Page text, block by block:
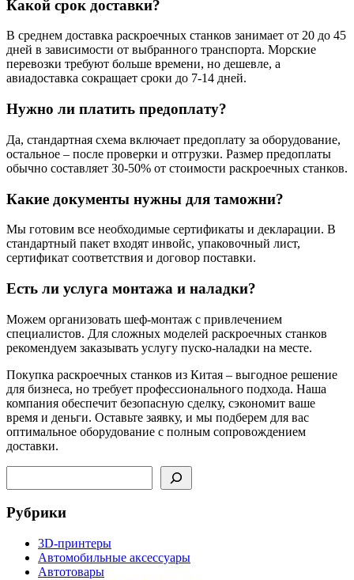
Какой срок доставки?
В среднем доставка раскроечных станков занимает от 20 до 45
дней в зависимости от выбранного транспорта. Морские
перевозки требуют больше времени, но дешевле, а
авиадоставка сокращает сроки до 7-14 дней.
Нужно ли платить предоплату?
Да, стандартная схема включает предоплату за оборудование,
остальное – после проверки и отгрузки. Размер предоплаты
обычно составляет 30-50% от стоимости раскроечных станков.
Какие документы нужны для таможни?
Мы готовим все необходимые сертификаты и декларации. В
стандартный пакет входят инвойс, упаковочный лист,
сертификат соответствия и договор поставки.
Есть ли услуга монтажа и наладки?
Можем организовать шеф-монтаж с привлечением
специалистов. Для сложных моделей раскроечных станков
рекомендуем заказывать услугу пуско-наладки на месте.
Покупка раскроечных станков из Китая – выгодное решение
для бизнеса, но требует профессионального подхода. Наша
компания обеспечит безопасную сделку, сэкономит ваше
время и деньги. Оставьте заявку, и мы подберем для вас
оптимальное оборудование с полным сопровождением
доставки.
Рубрики
3D-принтеры
Автомобильные аксессуары
Автотовары